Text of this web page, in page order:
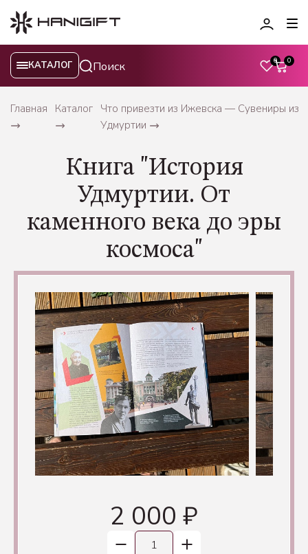
КАТАЛОГ 0 0
Главная Каталог Что привезти из Ижевска — Сувениры из
Удмуртии
Книга "История
Удмуртии. От
каменного века до эры
космоса"
2 000 ₽